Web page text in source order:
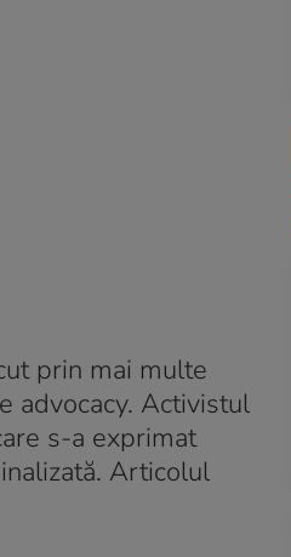
prin mai multe
advocacy. Activistul
s-a exprimat
Articolul